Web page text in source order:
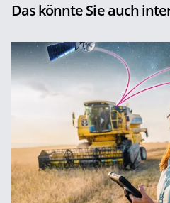
Das könnte Sie auch